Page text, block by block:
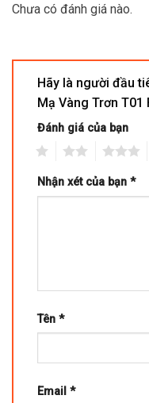
Chưa có đánh giá nào.
Hãy là người đầu
Mạ Vàng Trơn T01
Đánh giá của bạn
Nhận xét của bạn *
Tên *
Email *